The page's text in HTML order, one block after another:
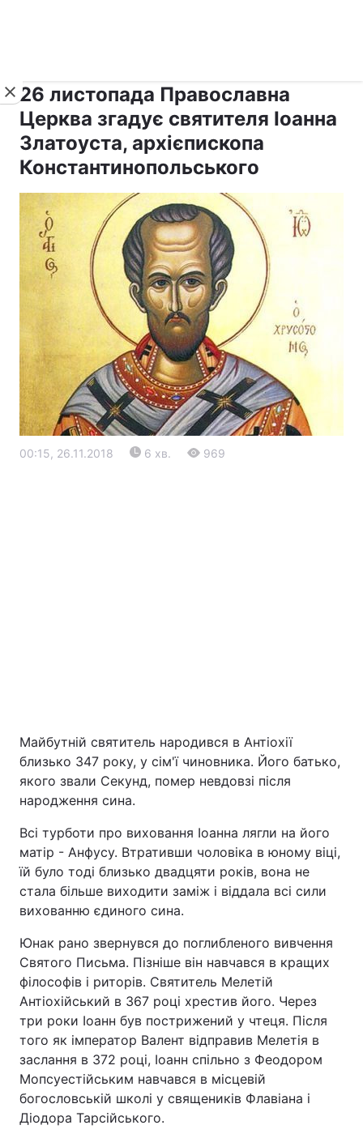
Київ Львів
Дніпро
Одеса
Спорт Наука
Техно і зв'язок Лайт
Зброя Інциденти
Здоров'я Туризм
Цікавинки Погода
Відео з Youtube Статті
26 листопада Православна
Церква згадує святителя Іоанна
Златоуста, архієпископа
Константинопольського
00:15, 26.11.2018 6 хв. 969
Майбутній святитель народився в Антіохії
близько 347 року, у сім'ї чиновника. Його батько,
якого звали Секунд, помер невдовзі після
народження сина.
Всі турботи про виховання Іоанна лягли на його
матір - Анфусу. Втративши чоловіка в юному віці,
їй було тоді близько двадцяти років, вона не
стала більше виходити заміж і віддала всі сили
вихованню єдиного сина.
Юнак рано звернувся до поглибленого вивчення
Святого Письма. Пізніше він навчався в кращих
філософів і риторів. Святитель Мелетій
Антіохійський в 367 році хрестив його. Через
три роки Іоанн був пострижений у чтеця. Після
того як імператор Валент відправив Мелетія в
заслання в 372 році, Іоанн спільно з Феодором
Мопсуестійським навчався в місцевій
богословській школі у священиків Флавіана і
Діодора Тарсійського.